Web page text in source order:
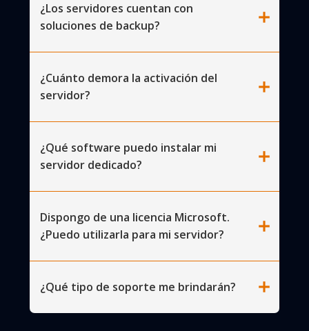
¿Los servidores cuentan con
soluciones de backup?
add
¿Cuánto demora la activación del
servidor?
add
¿Qué software puedo instalar mi
servidor dedicado?
add
Dispongo de una licencia Microsoft.
¿Puedo utilizarla para mi servidor?
add
¿Qué tipo de soporte me brindarán? add